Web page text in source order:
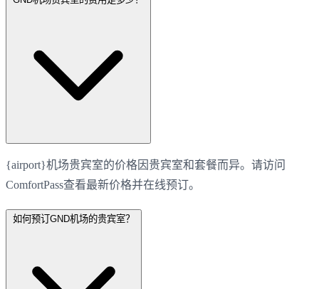
{airport}机场贵宾室的价格因贵宾室和套餐而异。请访问
ComfortPass查看最新价格并在线预订。
如何预订GND机场的贵宾室？